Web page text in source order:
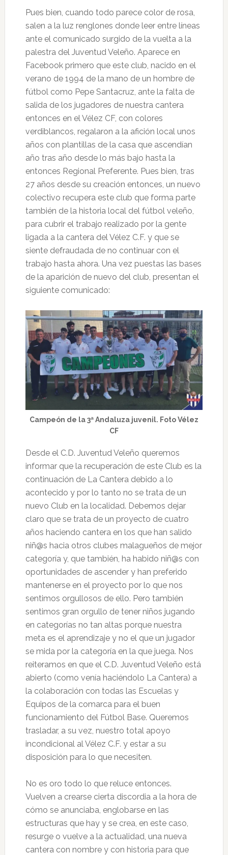
Pues bien, cuando todo parece color de rosa,
salen a la luz renglones donde leer entre líneas
ante el comunicado surgido de la vuelta a la
palestra del Juventud Veleño. Aparece en
Facebook primero que este club, nacido en el
verano de 1994 de la mano de un hombre de
fútbol como Pepe Santacruz, ante la falta de
salida de los jugadores de nuestra cantera
entonces en el Vélez CF, con colores
verdiblancos, regalaron a la afición local unos
años con plantillas de la casa que ascendían
año tras año desde lo más bajo hasta la
entonces Regional Preferente. Pues bien, tras
27 años desde su creación entonces, un nuevo
colectivo recupera este club que forma parte
también de la historia local del fútbol veleño,
para cubrir el trabajo realizado por la gente
ligada a la cantera del Vélez C.F. y que se
siente defraudada de no continuar con el
trabajo hasta ahora. Una vez puestas las bases
de la aparición de nuevo del club, presentan el
siguiente comunicado:
Campeón de la 3ª Andaluza juvenil. Foto Vélez
CF
Desde el C.D. Juventud Veleño queremos
informar que la recuperación de este Club es la
continuación de La Cantera debido a lo
acontecido y por lo tanto no se trata de un
nuevo Club en la localidad. Debemos dejar
claro que se trata de un proyecto de cuatro
años haciendo cantera en los que han salido
niñ@s hacia otros clubes malagueños de mejor
categoría y, que también, ha habido niñ@s con
oportunidades de ascender y han preferido
mantenerse en el proyecto por lo que nos
sentimos orgullosos de ello. Pero también
sentimos gran orgullo de tener niños jugando
en categorías no tan altas porque nuestra
meta es el aprendizaje y no el que un jugador
se mida por la categoría en la que juega. Nos
reiteramos en que el C.D. Juventud Veleño está
abierto (como venía haciéndolo La Cantera) a
la colaboración con todas las Escuelas y
Equipos de la comarca para el buen
funcionamiento del Fútbol Base. Queremos
trasladar, a su vez, nuestro total apoyo
incondicional al Vélez C.F. y estar a su
disposición para lo que necesiten.
No es oro todo lo que reluce entonces.
Vuelven a crearse cierta discordia a la hora de
cómo se anunciaba, englobarse en las
estructuras que hay y se crea, en este caso,
resurge o vuelve a la actualidad, una nueva
cantera con nombre y con historia para que